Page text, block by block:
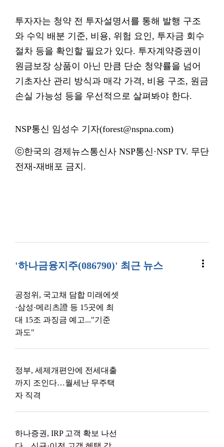
투자자는 청약 전 투자설명서를 통해 발행 구조
와 수익 배분 기준, 비용, 위험 요인, 투자금 회수
절차 등을 확인할 필요가 있다. 투자계약증권이
원금보장 상품이 아닌 만큼 단순 청약률을 넘어
기초자산 관리 방식과 매각 가격, 비용 구조, 원금
손실 가능성 등을 우선적으로 살펴봐야 한다.
NSP통신 임성수 기자(forest@nspna.com)
ⓒ한국의 경제뉴스통신사 NSP통신·NSP TV. 무단
전재-재배포 금지.
'하나금융지주(086790)' 최근 뉴스 more_vert
공정위, 국고채 담합 미래에셋
·삼성·메리츠證 등 15곳에 최
대 15조 과징금 예고..."기준
과도"
정부, 세제개편안에 전세대출
까지 조인다…월세난 무주택
자 직격
하나증권, IRP 고객 확보 나선